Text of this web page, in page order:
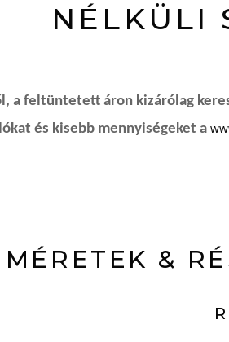
NÉLKÜLI
a feltüntetett áron kizárólag
és kisebb mennyiségeket a
MÉRETEK &